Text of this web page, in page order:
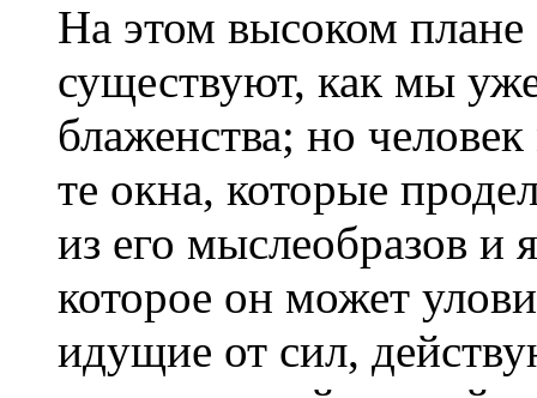
На этом высоком плане
существуют, как мы
блаженства; но
те окна, которые
из его мыслеобразов и
которое он может
идущие от сил,